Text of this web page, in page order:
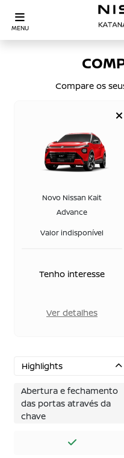
MENU
Compare os
Novo Nissan Kait
Advance
Valor indisponível
Tenho interesse
Ver detalhes
Highlights
Abertura e fechamento
das portas através da
chave